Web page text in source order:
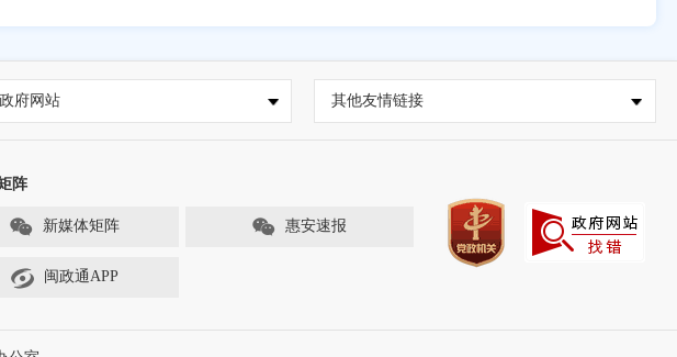
府网站 其他友情链接
阵
新媒体矩阵 惠安速报
闽政通APP